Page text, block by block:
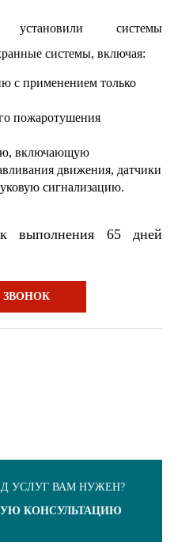
системы
системы, включая:
с применением только
пожаротушения
включающую
движения, датчики
сигнализацию.
65 дней
ЗВОНОК
УСЛУГ ВАМ НУЖЕН?
КОНСУЛЬТАЦИЮ